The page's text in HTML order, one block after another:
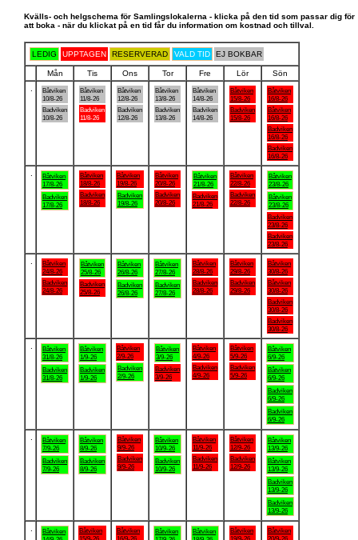
Kvälls- och helgschema för Samlingslokalerna - klicka på den tid som passar dig för
att boka - när du klickat på en tid får du information om kostnad och tillval.
LEDIG UPPTAGEN RESERVERAD VALD TID EJ BOKBAR
Mån Tis Ons Tor Fre Lör
Sön
Båtviken
10/8-26
Badviken
10/8-26
Båtviken
11/8-26
Badviken
11/8-26
Båtviken
12/8-26
Badviken
12/8-26
Båtviken
13/8-26
Badviken
13/8-26
Båtviken
14/8-26
Badviken
14/8-26
Båtviken
15/8-26
Badviken
15/8-26
Båtviken
16/8-26
Båtviken
16/8-26
Badviken
16/8-26
Badviken
16/8-26
Båtviken
17/8-26
Badviken
17/8-26
Båtviken
18/8-26
Badviken
18/8-26
Båtviken
19/8-26
Badviken
19/8-26
Båtviken
20/8-26
Badviken
20/8-26
Båtviken
21/8-26
Badviken
21/8-26
Båtviken
22/8-26
Badviken
22/8-26
Båtviken
23/8-26
Båtviken
23/8-26
Badviken
23/8-26
Badviken
23/8-26
Båtviken
24/8-26
Badviken
24/8-26
Båtviken
25/8-26
Badviken
25/8-26
Båtviken
26/8-26
Badviken
26/8-26
Båtviken
27/8-26
Badviken
27/8-26
Båtviken
28/8-26
Badviken
28/8-26
Båtviken
29/8-26
Badviken
29/8-26
Båtviken
30/8-26
Båtviken
30/8-26
Badviken
30/8-26
Badviken
30/8-26
Båtviken
31/8-26
Badviken
31/8-26
Båtviken
1/9-26
Badviken
1/9-26
Båtviken
2/9-26
Badviken
2/9-26
Båtviken
3/9-26
Badviken
3/9-26
Båtviken
4/9-26
Badviken
4/9-26
Båtviken
5/9-26
Badviken
5/9-26
Båtviken
6/9-26
Båtviken
6/9-26
Badviken
6/9-26
Badviken
6/9-26
Båtviken
7/9-26
Badviken
7/9-26
Båtviken
8/9-26
Badviken
8/9-26
Båtviken
9/9-26
Badviken
9/9-26
Båtviken
10/9-26
Badviken
10/9-26
Båtviken
11/9-26
Badviken
11/9-26
Båtviken
12/9-26
Badviken
12/9-26
Båtviken
13/9-26
Båtviken
13/9-26
Badviken
13/9-26
Badviken
13/9-26
Båtviken
Båtviken
15/9-26
Båtviken
16/9-26
Båtviken
Båtviken
Båtviken
19/9-26
Båtviken
20/9-26